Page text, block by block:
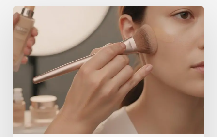
Tendenze
Make-
2026
Lavorare
nel
Beauty